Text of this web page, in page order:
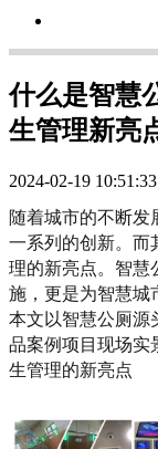
什么是智慧
生管理新亮
2024-02-19 10:51:33
随着城市的不断发
一系列的创新。而
理的新亮点。智慧
施，更是为智慧城
本文以智慧公厕源
品案例项目现场实
生管理的新亮点